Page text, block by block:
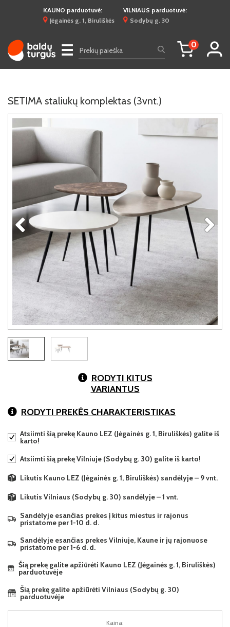
KAUNO parduotuvė:
Jėgainės g. 1, Biruliškės
VILNIAUS parduotuvė:
Sodybų g. 30
☰ 0
SETIMA staliukų komplektas (3vnt.)
RODYTI KITUS
VARIANTUS
RODYTI PREKĖS CHARAKTERISTIKAS
Atsiimti šią prekę Kauno LEZ (Jėgainės g. 1, Biruliškės) galite iš
karto!
Atsiimti šią prekę Vilniuje (Sodybų g. 30) galite iš karto!
Likutis Kauno LEZ (Jėgainės g. 1, Biruliškės) sandėlyje – 9 vnt.
Likutis Vilniaus (Sodybų g. 30) sandėlyje – 1 vnt.
Sandėlyje esančias prekes į kitus miestus ir rajonus
pristatome per 1-10 d. d.
Sandėlyje esančias prekes Vilniuje, Kaune ir jų rajonuose
pristatome per 1-6 d. d.
Šią prekę galite apžiūrėti Kauno LEZ (Jėgainės g. 1, Biruliškės)
parduotuvėje
Šią prekę galite apžiūrėti Vilniaus (Sodybų g. 30)
parduotuvėje
Kaina: